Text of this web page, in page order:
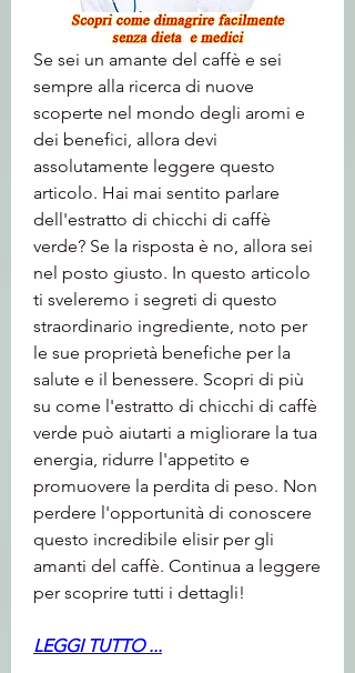
Se sei un amante del caffè e sei
sempre alla ricerca di nuove
scoperte nel mondo degli aromi e
dei benefici, allora devi
assolutamente leggere questo
articolo. Hai mai sentito parlare
dell'estratto di chicchi di caffè
verde? Se la risposta è no, allora sei
nel posto giusto. In questo articolo
ti sveleremo i segreti di questo
straordinario ingrediente, noto per
le sue proprietà benefiche per la
salute e il benessere. Scopri di più
su come l'estratto di chicchi di caffè
verde può aiutarti a migliorare la tua
energia, ridurre l'appetito e
promuovere la perdita di peso. Non
perdere l'opportunità di conoscere
questo incredibile elisir per gli
amanti del caffè. Continua a leggere
per scoprire tutti i dettagli!
LEGGI TUTTO ...